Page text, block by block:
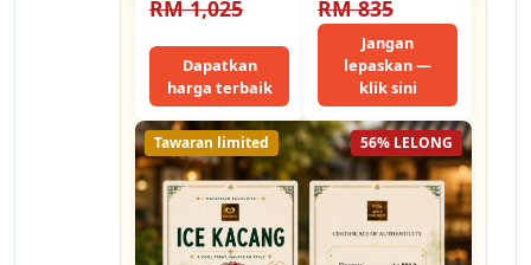
II Limited Edition
Gold…
RM 1,025
Dapatkan
harga terbaik
Emas 999 Gold
Bean Pamp Bar…
RM 835
Jangan
lepaskan —
klik sini
56% LELONG
Tawaran limited